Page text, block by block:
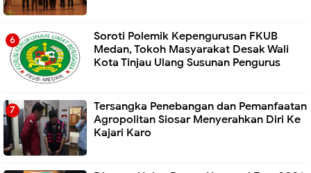
Soroti Polemik Kepengurusan FKUB
Medan, Tokoh Masyarakat Desak Wali
Kota Tinjau Ulang Susunan Pengurus
Tersangka Penebangan dan Pemanfaatan
Agropolitan Siosar Menyerahkan Diri Ke
Kajari Karo